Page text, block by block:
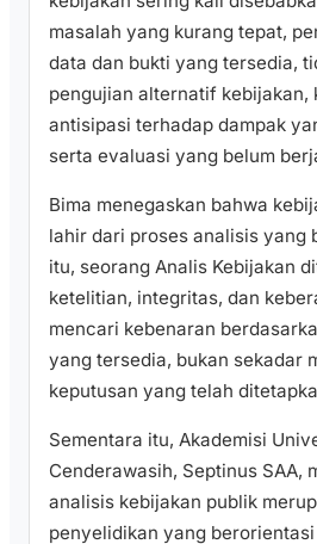
masalah yang kurang tepat,
data dan bukti yang tersedia,
pengujian alternatif kebijakan,
antisipasi terhadap dampak
serta evaluasi yang belum
Bima menegaskan bahwa
lahir dari proses analisis yang
itu, seorang Analis Kebijakan
ketelitian, integritas, dan
mencari kebenaran
yang tersedia, bukan sekadar
keputusan yang telah
Sementara itu, Akademisi
Cenderawasih, Septinus SAA,
analisis kebijakan publik
penyelidikan yang